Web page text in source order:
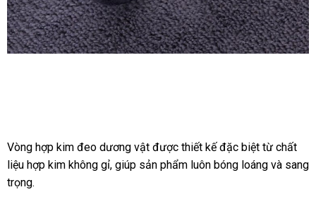
Vật
Quan
Hệ
Vòng hợp kim đeo dương vật có
nên
được thiết kếbáo
giá
đặc biệt từ chất
liệu hợp kim không gỉchợ
, giúp sản phẩm luôn bóng loáng miễn
và sang
trọng.